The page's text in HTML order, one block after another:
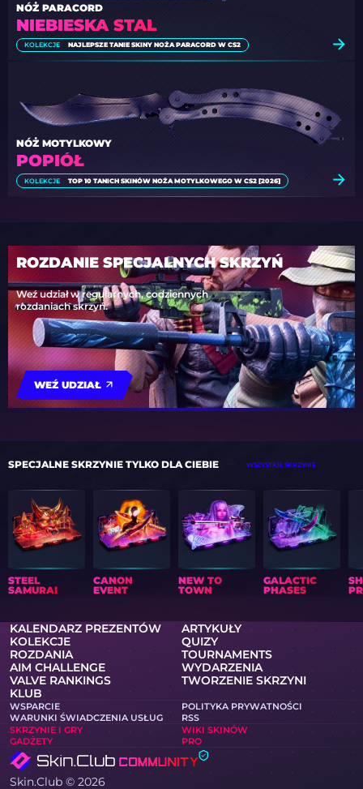
NIEBIESKA STAL
NÓŻ PARACORD
KOLEKCJE NAJLEPSZE TANIE SKINY NOŻA PARACORD W CS2
POPIÓŁ
NÓŻ MOTYLKOWY
KOLEKCJE TOP 10 TANICH SKINÓW NOŻA MOTYLKOWEGO W CS2 [2026]
ROZDANIE SPECJALNYCH SKRZYŃ
Weź udział w regularnych, codziennych
rozdaniach skrzyń.
WEŹ UDZIAŁ
SPECJALNE SKRZYNIE TYLKO DLA CIEBIE WSZYSTKIE SKRZYNIE
STEEL
SAMURAI
CANON
EVENT
NEW TO
TOWN
GALACTIC
PHASES
KALENDARZ PREZENTÓW
ARTYKUŁY
KOLEKCJE
QUIZY
ROZDANIA
TOURNAMENTS
AIM CHALLENGE
WYDARZENIA
VALVE RANKINGS
TWORZENIE SKRZYNI
KLUB
WSPARCIE
POLITYKA PRYWATNOŚCI
WARUNKI ŚWIADCZENIA USŁUG
RSS
SKRZYNIE I GRY
WIKI SKINÓW
GADŻETY
PRO
Skin.Club © 2026